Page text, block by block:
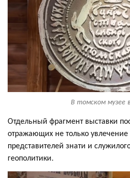
В томском музее
Отдельный фрагмент выставки
отражающих не только увлечение
представителей знати и
геополитики.